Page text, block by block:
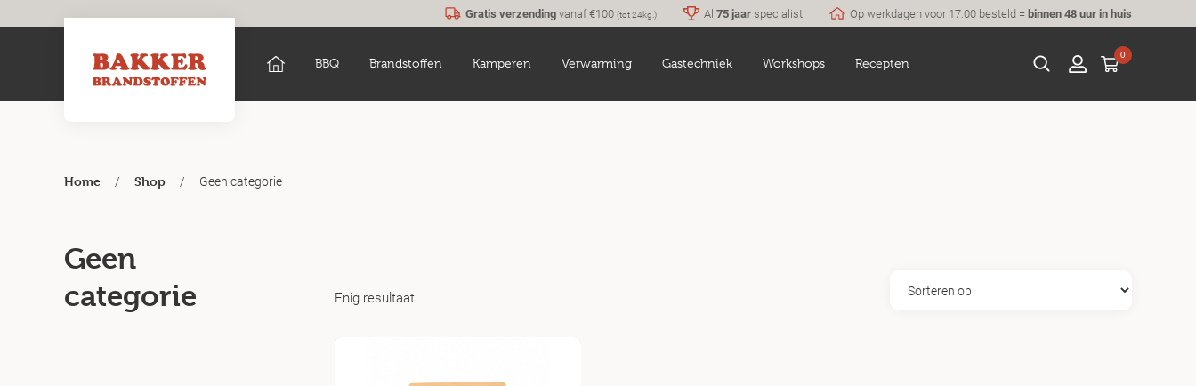
Gratis verzendingvanaf €100 (tot 24kg.) Al 75 jaarspecialist Op werkdagen voor 17:00 besteld =binnen 48 uur in huis
BBQ Brandstoffen Kamperen Verwarming Gastechniek Workshops Recepten
0
Home / Shop / Geen categorie
Geen
categorie
Enig resultaat